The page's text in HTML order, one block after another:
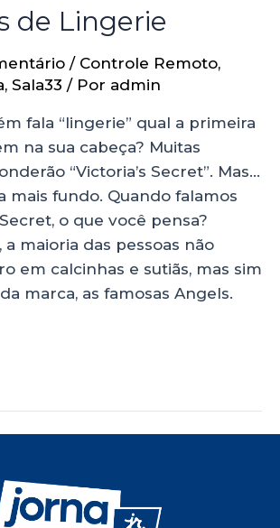
de Lingerie
/ Controle Remoto,
, Sala33 / Por admin
fala “lingerie” qual a primeira
na sua cabeça? Muitas
“Victoria’s Secret”. Mas…
mais fundo. Quando falamos
o que você pensa?
maioria das pessoas não
em calcinhas e sutiãs, mas sim
marca, as famosas Angels.